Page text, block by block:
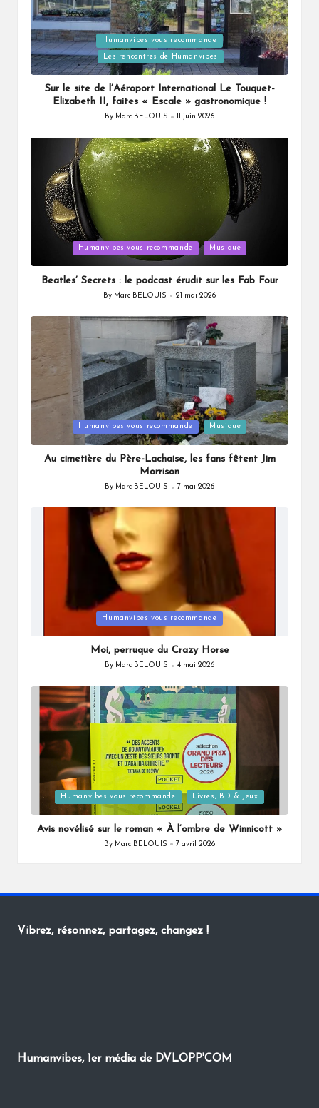
Posted
in
Humanvibes vous recommande
Les rencontres de Humanvibes
Sur le site de l’Aéroport International Le Touquet-
Elizabeth II, faites « Escale » gastronomique !
Posted
By Marc BELOUIS 11 juin 2026
Humanvibes vous recommande Musique
Beatles’ Secrets : le podcast érudit sur les Fab Four
Posted
By Marc BELOUIS 21 mai 2026
Humanvibes vous recommande Musique
Au cimetière du Père-Lachaise, les fans fêtent Jim
Morrison
Posted
By Marc BELOUIS 7 mai 2026
Humanvibes vous recommande
Moi, perruque du Crazy Horse
Posted
By Marc BELOUIS 4 mai 2026
Posted
in
Humanvibes vous recommande Livres, BD & Jeux
Avis novélisé sur le roman « À l’ombre de Winnicott »
Posted
By Marc BELOUIS 7 avril 2026
Vibrez, résonnez, partagez, changez !
Humanvibes, 1er média de DVLOPP'COM